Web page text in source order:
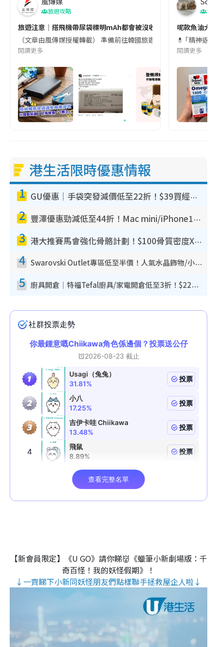
旅遊攻略
旅遊注意｜搭飛機帶尿袋標明mAh都會被沒收😱出發前切記檢查
（文章由風傳媒授權轉載） 準備前往韓國旅遊的民眾，近期要
閱讀更多
呢款魚油大
💊 ｢精神返
閱讀更多
港生活限時優惠情報
1 GU優惠｜手袋突發減價低至22折！$39買經典波士頓包/餃子袋！飾物同步減價$29起！
2 豐澤優惠勁減低至44折！Mac mini/iPhone17Pro大減價！廚房家電$220起
3 港大推賽馬會強化骨骼計劃！$100骨質密度X光檢查 完成免費運動訓練送超市禮券！附參加資格
4 Swarovski Outlet專區低至半價！人氣水晶飾物/小擺設$138起！迪士尼款/水晶高跟鞋都有平
5 廚具開倉｜特福Tefal廚具/家電開倉低至3折！$220起買平底鍋/炒鑊/湯煲！電飯煲/吸塵機/燙斗$418起
【新會員限定】《U GO》請你睇👹《蠟筆小新劇場版：千
奇百怪！我的妖怪假期》！
↓一齊睇下小新同妖怪朋友們點樣聯手拯救屋企人啦↓